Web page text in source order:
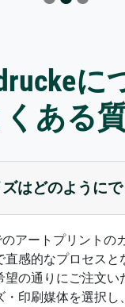
に
ある
はどのように
のアートプリントの
直感的なプロセスと
望の通りにご注文い
・印刷媒体を選択し